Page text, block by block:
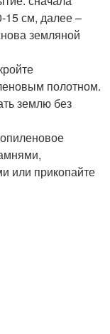
15 см, далее –
земляной
полотном.
землю без
или прикопайте